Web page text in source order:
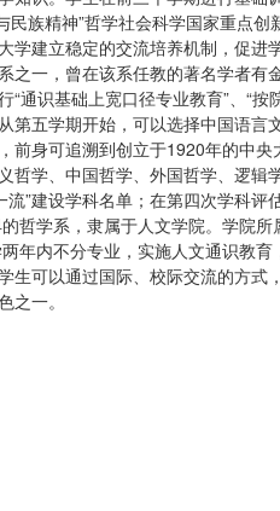
民族精神”哲学社会科学国家重点
建立稳定的交流培养机制，促进
之一，曾在该系任教的著名学者有
通识基础上宽口径专业教育”、“
五学期开始，可以选择中国语言
前身可追溯到创立于1920年的中
哲学、中国哲学、外国哲学、逻
”建设学科名单；在第四次学科评
哲学系，隶属于人文学院。学院
年内不分专业，实施人文通识教
生可以通过国际、校际交流的方
之一。